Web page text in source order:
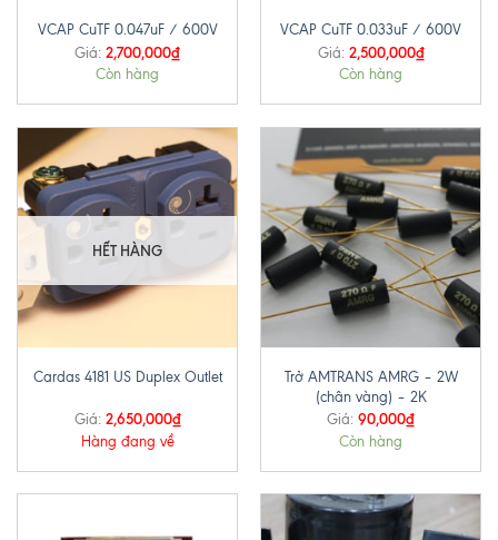
VCAP CuTF 0.047uF / 600V
Giá: 2,700,000₫
Còn hàng
VCAP CuTF 0.033uF / 600V
Giá: 2,500,000₫
Còn hàng
HẾT HÀNG
Cardas 4181 US Duplex Outlet
Giá: 2,650,000₫
Hàng đang về
Trở AMTRANS AMRG – 2W
(chân vàng) – 2K
Giá: 90,000₫
Còn hàng